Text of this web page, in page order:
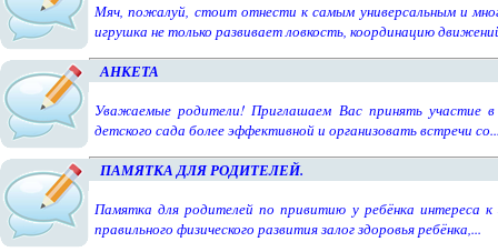
Мяч, пожалуй, стоит отнести к самым универсальным и
игрушка не только развивает ловкость, координацию
АНКЕТА
Уважаемые родители! Приглашаем Вас принять участие
детского сада более эффективной и организовать встречи
ПАМЯТКА ДЛЯ РОДИТЕЛЕЙ.
Памятка для родителей по привитию у ребёнка интереса к
правильного физического развития залог здоровья ребёнка,...